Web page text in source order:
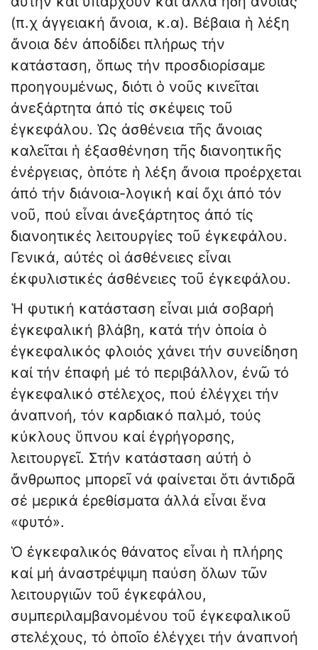
(π.χ ἀγγειακή ἄνοια, κ.α). Βέβαια ἡ λέξη
ἄνοια δέν ἀποδίδει πλήρως τήν
κατάσταση, ὅπως τήν προσδιορίσαμε
προηγουμένως, διότι ὁ νοῦς κινεῖται
ἀνεξάρτητα ἀπό τίς σκέψεις τοῦ
ἐγκεφάλου. Ὡς ἀσθένεια τῆς ἄνοιας
καλεῖται ἡ ἐξασθένηση τῆς διανοητικῆς
ἐνέργειας, ὁπότε ἡ λέξη ἄνοια προέρχεται
ἀπό τήν διάνοια-λογική καί ὄχι ἀπό τόν
νοῦ, πού εἶναι ἀνεξάρτητος ἀπό τίς
διανοητικές λειτουργίες τοῦ ἐγκεφάλου.
Γενικά, αὐτές οἱ ἀσθένειες εἶναι
ἐκφυλιστικές ἀσθένειες τοῦ ἐγκεφάλου.
Ἡ φυτική κατάσταση εἶναι μιά σοβαρή
ἐγκεφαλική βλάβη, κατά τήν ὁποία ὁ
ἐγκεφαλικός φλοιός χάνει τήν συνείδηση
καί τήν ἐπαφή μέ τό περιβάλλον, ἐνῶ τό
ἐγκεφαλικό στέλεχος, πού ἐλέγχει τήν
ἀναπνοή, τόν καρδιακό παλμό, τούς
κύκλους ὕπνου καί ἐγρήγορσης,
λειτουργεῖ. Στήν κατάσταση αὐτή ὁ
ἄνθρωπος μπορεῖ νά φαίνεται ὅτι ἀντιδρᾶ
σέ μερικά ἐρεθίσματα ἀλλά εἶναι ἕνα
«φυτό».
Ὁ ἐγκεφαλικός θάνατος εἶναι ἡ πλήρης
καί μή ἀναστρέψιμη παύση ὅλων τῶν
λειτουργιῶν τοῦ ἐγκεφάλου,
συμπεριλαμβανομένου τοῦ ἐγκεφαλικοῦ
στελέχους, τό ὁποῖο ἐλέγχει τήν ἀναπνοή